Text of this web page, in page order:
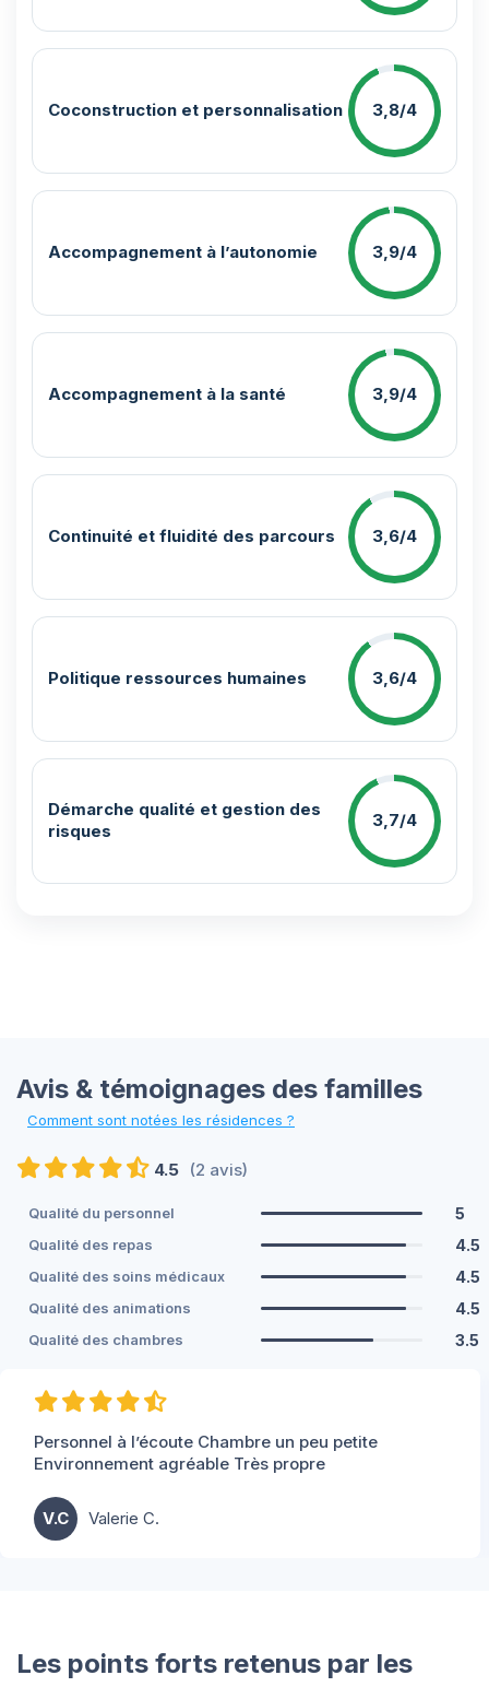
Coconstruction et personnalisation 3,8/4
Accompagnement à l’autonomie 3,9/4
Accompagnement à la santé 3,9/4
Continuité et fluidité des parcours 3,6/4
Politique ressources humaines 3,6/4
Démarche qualité et gestion des
risques
3,7/4
Avis & témoignages des familles
Comment sont notées les résidences ?
4.5 (2 avis)
Qualité du personnel 5
Qualité des repas 4.5
Qualité des soins médicaux 4.5
Qualité des animations 4.5
Qualité des chambres 3.5
Personnel à l’écoute Chambre un peu petite
Environnement agréable Très propre
V.C Valerie C.
Les points forts retenus par les